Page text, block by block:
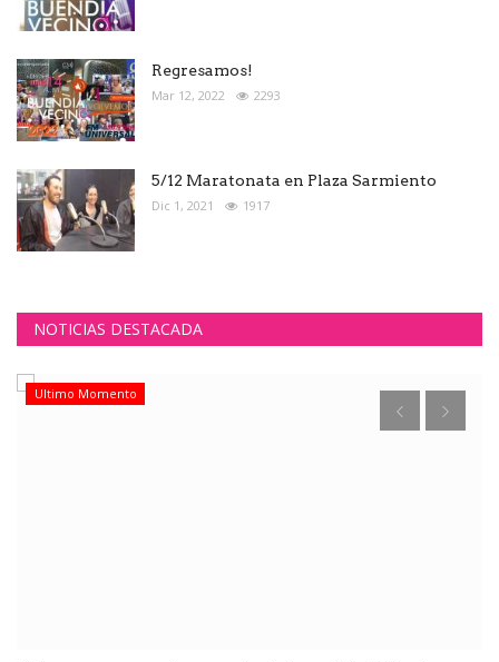
Regresamos!
Mar 12, 2022 2293
5/12 Maratonata en Plaza Sarmiento
Dic 1, 2021 1917
NOTICIAS DESTACADA
Ultimo Momento